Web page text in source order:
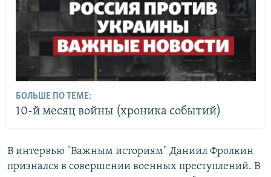
БОЛЬШЕ ПО ТЕМЕ:
10-й месяц войны (хроника событий)
В интервью "Важным историям" Даниил Фролкин
признался в совершении военных преступлений. В